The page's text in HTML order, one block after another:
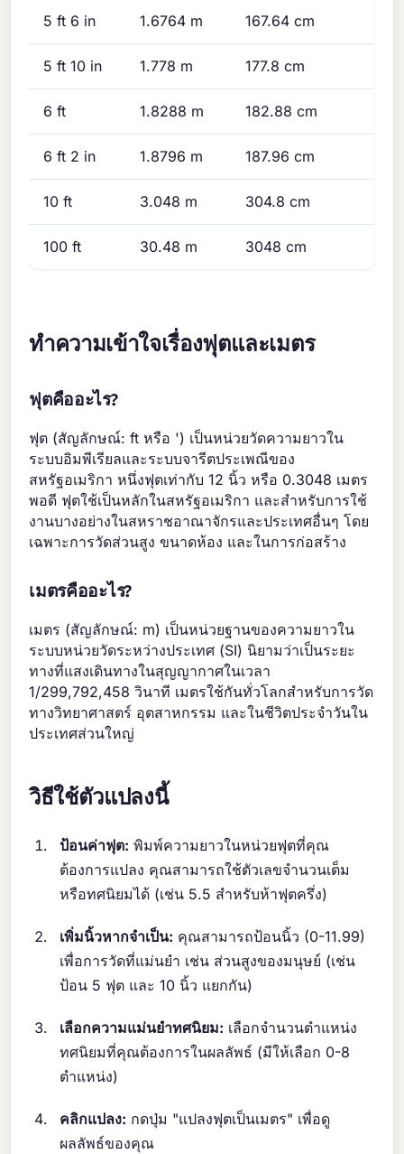
5 ft 6 in 1.6764 m 167.64 cm
5 ft 10 in 1.778 m 177.8 cm
6 ft 1.8288 m 182.88 cm
6 ft 2 in 1.8796 m 187.96 cm
10 ft 3.048 m 304.8 cm
100 ft 30.48 m 3048 cm
ทำความเข้าใจเรื่องฟุตและเมตร
ฟุตคืออะไร?
ฟุต (สัญลักษณ์: ft หรือ ') เป็นหน่วยวัดความยาวใน
ระบบอิมพีเรียลและระบบจารีตประเพณีของ
สหรัฐอเมริกา หนึ่งฟุตเท่ากับ 12 นิ้ว หรือ 0.3048 เมตร
พอดี ฟุตใช้เป็นหลักในสหรัฐอเมริกา และสำหรับการใช้
งานบางอย่างในสหราชอาณาจักรและประเทศอื่นๆ โดย
เฉพาะการวัดส่วนสูง ขนาดห้อง และในการก่อสร้าง
เมตรคืออะไร?
เมตร (สัญลักษณ์: m) เป็นหน่วยฐานของความยาวใน
ระบบหน่วยวัดระหว่างประเทศ (SI) นิยามว่าเป็นระยะ
ทางที่แสงเดินทางในสุญญากาศในเวลา
1/299,792,458 วินาที เมตรใช้กันทั่วโลกสำหรับการวัด
ทางวิทยาศาสตร์ อุตสาหกรรม และในชีวิตประจำวันใน
ประเทศส่วนใหญ่
วิธีใช้ตัวแปลงนี้
ป้อนค่าฟุต: พิมพ์ความยาวในหน่วยฟุตที่คุณ
ต้องการแปลง คุณสามารถใช้ตัวเลขจำนวนเต็ม
หรือทศนิยมได้ (เช่น 5.5 สำหรับห้าฟุตครึ่ง)
เพิ่มนิ้วหากจำเป็น: คุณสามารถป้อนนิ้ว (0-11.99)
เพื่อการวัดที่แม่นยำ เช่น ส่วนสูงของมนุษย์ (เช่น
ป้อน 5 ฟุต และ 10 นิ้ว แยกกัน)
เลือกความแม่นยำทศนิยม: เลือกจำนวนตำแหน่ง
ทศนิยมที่คุณต้องการในผลลัพธ์ (มีให้เลือก 0-8
ตำแหน่ง)
คลิกแปลง: กดปุ่ม "แปลงฟุตเป็นเมตร" เพื่อดู
ผลลัพธ์ของคุณ